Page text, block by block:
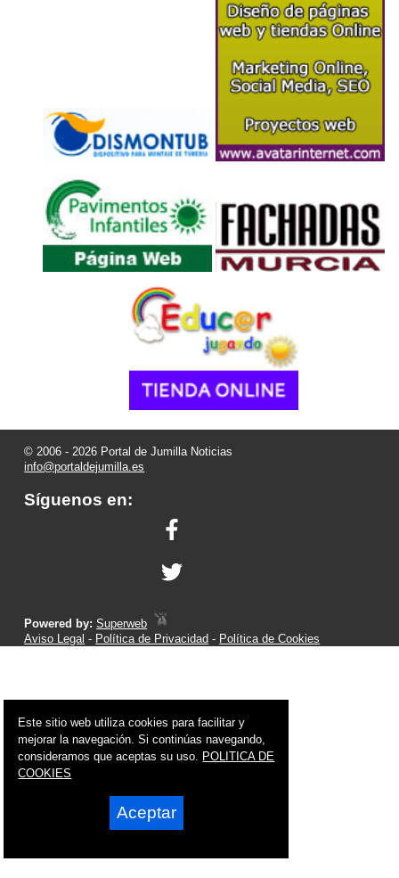
© 2006 - 2026 Portal de Jumilla Noticias
info@portaldejumilla.es
Síguenos en:
Powered by:Superweb
Aviso Legal - Política de Privacidad - Política de Cookies
Este sitio web utiliza cookies para facilitar y
mejorar la navegación. Si continúas navegando,
consideramos que aceptas su uso. POLITICA DE
COOKIES
Aceptar